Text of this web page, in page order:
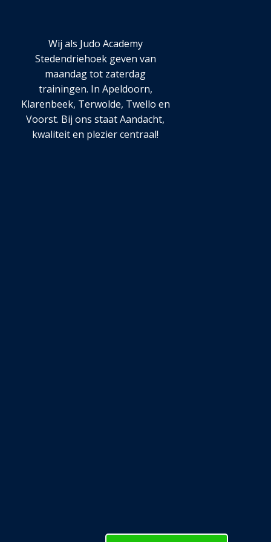
Wij als Judo Academy
Stedendriehoek geven van
maandag tot zaterdag
trainingen. In Apeldoorn,
Klarenbeek, Terwolde, Twello en
Voorst. Bij ons staat Aandacht,
kwaliteit en plezier centraal!